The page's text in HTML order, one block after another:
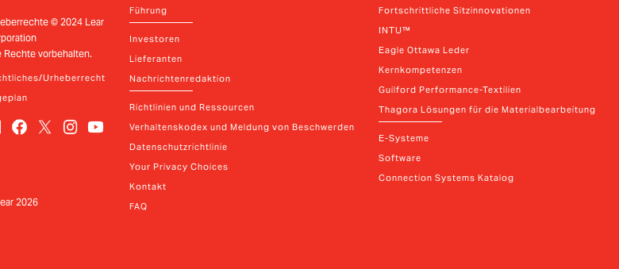
© 2024 Lear
Rechte vorbehalten.
Urheberrecht
2026
Führung
Investoren
Lieferanten
Nachrichtenredaktion
Richtlinien und Ressourcen
Verhaltenskodex und Meldung von Beschwerden
Datenschutzrichtlinie
Your Privacy Choices
Kontakt
FAQ
Fortschrittliche Sitzinnovationen
INTU™
Eagle Ottawa Leder
Kernkompetenzen
Guilford Performance-Textilien
Thagora Lösungen für die Materialbearbeitung
E-Systeme
Software
Connection Systems Katalog